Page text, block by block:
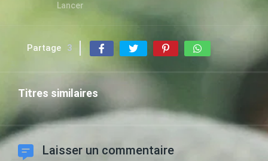
Lancer
Partage 3
Titres similaires
Laisser un commentaire